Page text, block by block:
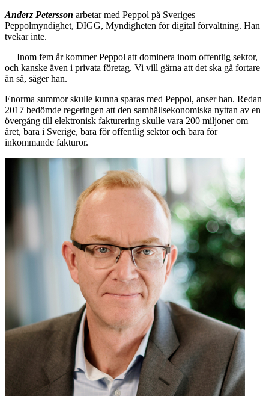
Anderz Petersson arbetar med Peppol på Sveriges
Peppolmyndighet, DIGG, Myndigheten för digital förvaltning. Han
tvekar inte.
— Inom fem år kommer Peppol att dominera inom offentlig sektor,
och kanske även i privata företag. Vi vill gärna att det ska gå fortare
än så, säger han.
Enorma summor skulle kunna sparas med Peppol, anser han. Redan
2017 bedömde regeringen att den samhällsekonomiska nyttan av en
övergång till elektronisk fakturering skulle vara 200 miljoner om
året, bara i Sverige, bara för offentlig sektor och bara för
inkommande fakturor.